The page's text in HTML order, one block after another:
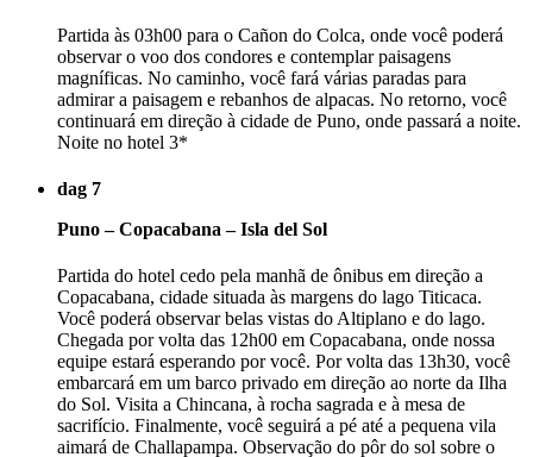
Partida às 03h00 para o Cañon do Colca, onde você poderá
observar o voo dos condores e contemplar paisagens
magníficas. No caminho, você fará várias paradas para
admirar a paisagem e rebanhos de alpacas. No retorno, você
continuará em direção à cidade de Puno, onde passará a noite.
Noite no hotel 3*
dag 7
Puno – Copacabana – Isla del Sol
Partida do hotel cedo pela manhã de ônibus em direção a
Copacabana, cidade situada às margens do lago Titicaca.
Você poderá observar belas vistas do Altiplano e do lago.
Chegada por volta das 12h00 em Copacabana, onde nossa
equipe estará esperando por você. Por volta das 13h30, você
embarcará em um barco privado em direção ao norte da Ilha
do Sol. Visita a Chincana, à rocha sagrada e à mesa de
sacrifício. Finalmente, você seguirá a pé até a pequena vila
aimará de Challapampa. Observação do pôr do sol sobre o